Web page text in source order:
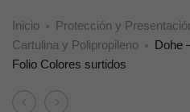
Inicio Protección y
Cartulina y Polipropileno
Dohe
Folio Colores surtidos
Product
Dohe
Dohe